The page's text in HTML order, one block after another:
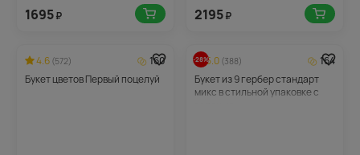
1695₽ 2195₽
4.6 (572)
160
Букет цветов Первый поцелуй
-28%5.0 (388)
164
Букет из 9 гербер стандарт
микс в стильной упаковке с